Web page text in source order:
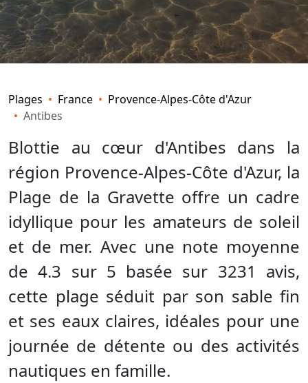
Plages France
Provence-Alpes-Côte d'Azur
Antibes
Blottie au cœur d'Antibes dans la
région Provence-Alpes-Côte d'Azur, la
Plage de la Gravette offre un cadre
idyllique pour les amateurs de soleil
et de mer. Avec une note moyenne
de 4.3 sur 5 basée sur 3231 avis,
cette plage séduit par son sable fin
et ses eaux claires, idéales pour une
journée de détente ou des activités
nautiques en famille.